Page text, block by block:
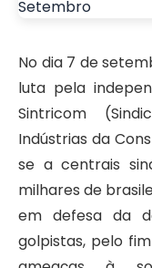
No dia 7 de
luta pela
Sintricom
Indústrias da
se a centrais
milhares de
em defesa da
golpistas, pelo